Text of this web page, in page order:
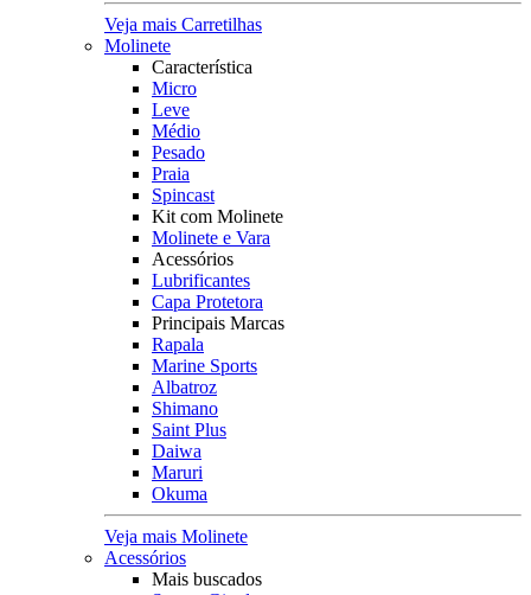
Veja mais Carretilhas
Molinete
Característica
Micro
Leve
Médio
Pesado
Praia
Spincast
Kit com Molinete
Molinete e Vara
Acessórios
Lubrificantes
Capa Protetora
Principais Marcas
Rapala
Marine Sports
Albatroz
Shimano
Saint Plus
Daiwa
Maruri
Okuma
Veja mais Molinete
Acessórios
Mais buscados